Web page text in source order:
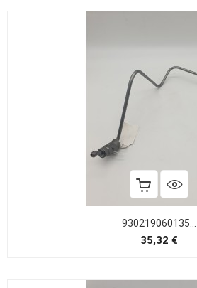
930219060135...
35,32 €